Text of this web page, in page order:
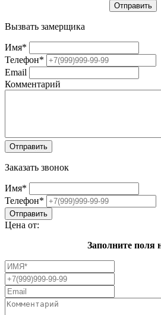
Вызвать замерщика
Имя*
Телефон*
Email
Комментарий
Заказать звонок
Имя*
Телефон*
Цена от:
Заполните поля